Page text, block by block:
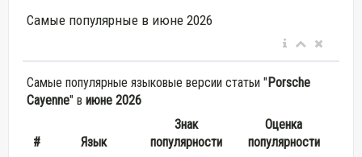
Самые популярные в июне 2026
Самые популярные языковые версии статьи "Porsche
Cayenne" в июне 2026
# Язык
Знак
популярности
Оценка
популярности